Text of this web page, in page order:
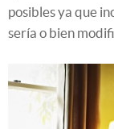
posibles ya que
sería o bien